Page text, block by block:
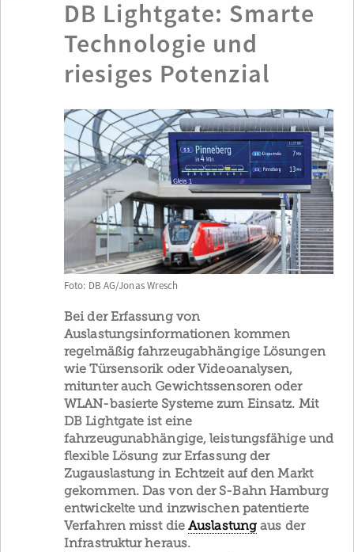
DB Lightgate: Smarte
Technologie und
riesiges Potenzial
Foto: DB AG/Jonas Wresch
Bei der Erfassung von
Auslastungsinformationen kommen
regelmäßig fahrzeugabhängige Lösungen
wie Türsensorik oder Videoanalysen,
mitunter auch Gewichtssensoren oder
WLAN-basierte Systeme zum Einsatz. Mit
DB Lightgate ist eine
fahrzeugunabhängige, leistungsfähige und
flexible Lösung zur Erfassung der
Zugauslastung in Echtzeit auf den Markt
gekommen. Das von der S-Bahn Hamburg
entwickelte und inzwischen patentierte
Verfahren misst dieAuslastung aus der
Infrastruktur heraus.